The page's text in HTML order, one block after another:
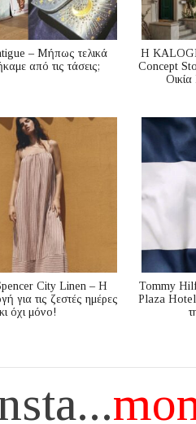
– Μήπως τελικά
από τις τάσεις;
Η
Concept
City Linen – Η
για τις ζεστές ημέρες
κι όχι μόνο!
Tommy
Plaza